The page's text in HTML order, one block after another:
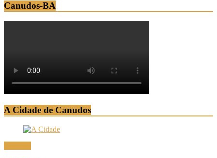
Canudos-BA
A Cidade de Canudos